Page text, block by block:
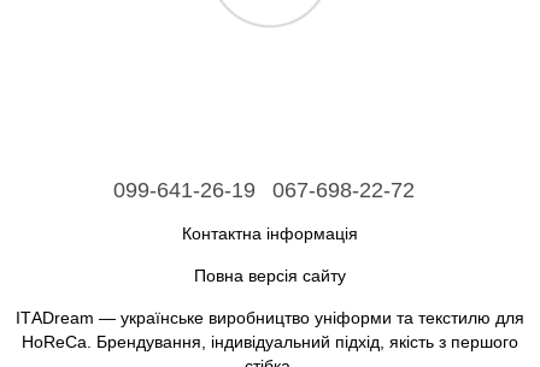
099-641-26-19 067-698-22-72
Контактна інформація
Повна версія сайту
ІТАDream — українське виробництво уніформи та текстилю для
HoReCa. Брендування, індивідуальний підхід, якість з першого